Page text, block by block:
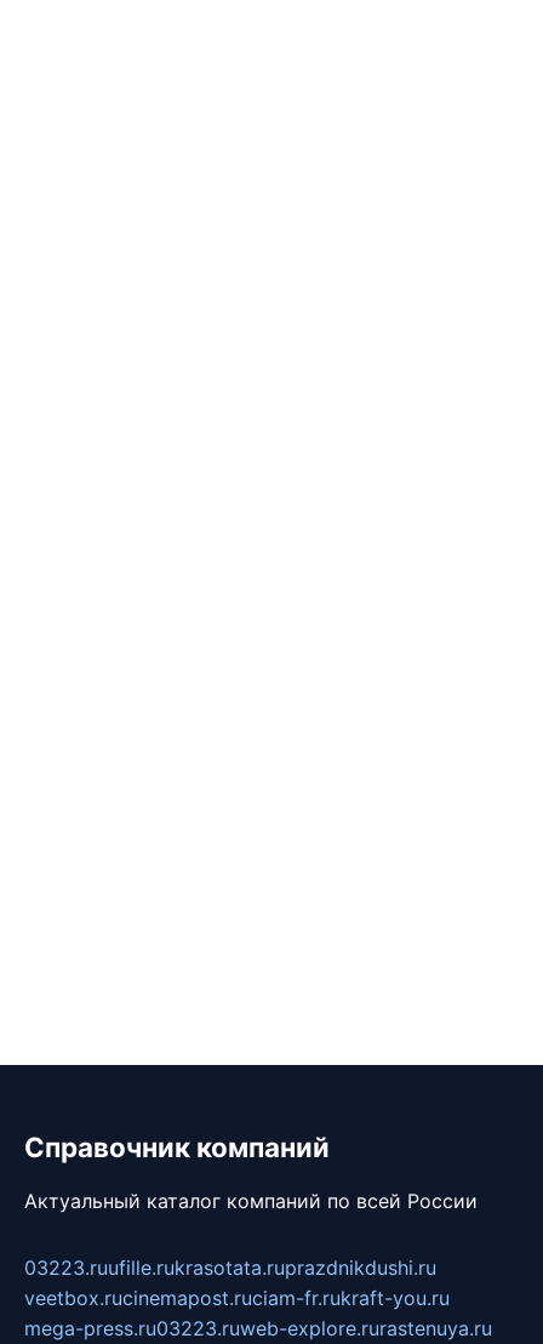
Справочник компаний
Актуальный каталог компаний по всей России
03223.ruufille.rukrasotata.ruprazdnikdushi.ru
veetbox.rucinemapost.ruciam-fr.rukraft-you.ru
mega-press.ru03223.ruweb-explore.rurastenuya.ru